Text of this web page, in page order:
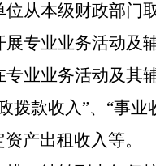
位从本级财政部门
专业业务活动及
业业务活动及其
拨款收入”、“事
产出租收入等。